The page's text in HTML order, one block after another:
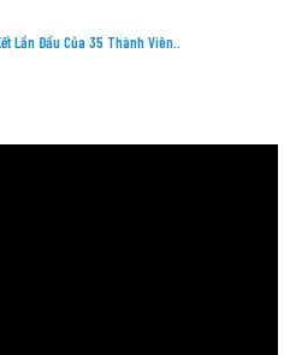
Lần Đầu Của 35 Thành Viên..